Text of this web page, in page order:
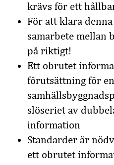
krävs för ett
För att klara
samarbete mellan
på riktigt!
Ett obrutet
förutsättning för
slöseriet av
information
Standarder är
ett obrutet